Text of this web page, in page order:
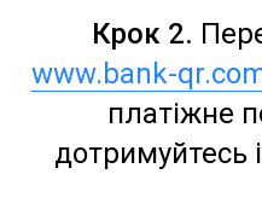
Крок 2.
www.bank-
платіжне
дотримуйтесь